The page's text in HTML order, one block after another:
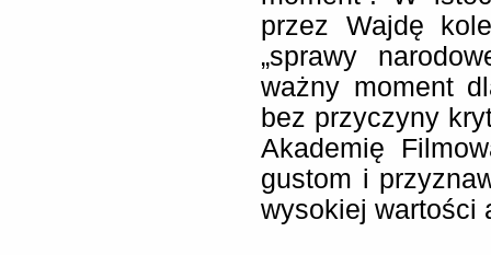
przez Wajdę
„sprawy
ważny moment
bez przyczyny
Akademię
gustom i
wysokiej